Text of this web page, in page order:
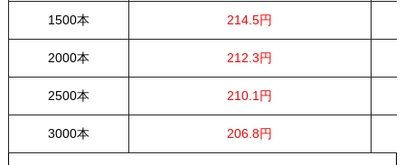
1500本 214.5円
2000本 212.3円
2500本 210.1円
3000本 206.8円